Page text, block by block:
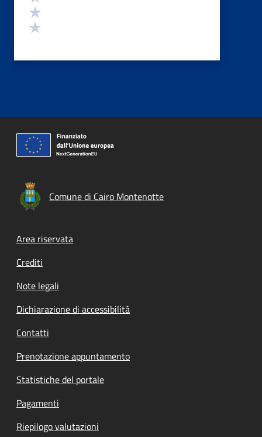
Comune di Cairo Montenotte
Footer menu
Area riservata
Crediti
Note legali
Dichiarazione di accessibilità
Contatti
Prenotazione appuntamento
Statistiche del portale
Pagamenti
Riepilogo valutazioni